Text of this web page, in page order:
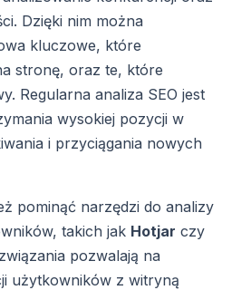
Dzięki nim można
kluczowe, które
stronę, oraz te, które
Regularna analiza SEO jest
wysokiej pozycji w
i przyciągania nowych
pominąć narzędzi do analizy
takich jak Hotjar czy
pozwalają na
użytkowników z witryną